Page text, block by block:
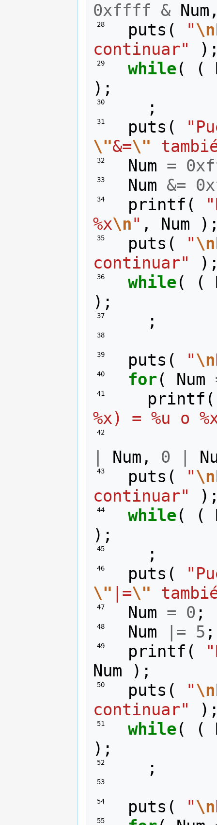
0xffff & Num
28 puts ( "\n
continuar"
29 while ( (
);
30 ;
31 puts (
\"&=\"
32 Num =
33 Num &=
34 printf (
%x\n" , Num
35 puts ( "\n
continuar"
36 while ( (
);
37 ;
38
39 puts ( "\n
40 for( Num
41 printf (
%x) = %u o
42
Num , 0
43 puts ( "\n
continuar"
44 while ( (
);
45 ;
46 puts (
\" |=\"
47 Num = 0 ;
48 Num |= 5 ;
49 printf (
Num
);
50 puts ( "\n
continuar"
51 while ( (
);
52 ;
53
54 puts ( "\n
55